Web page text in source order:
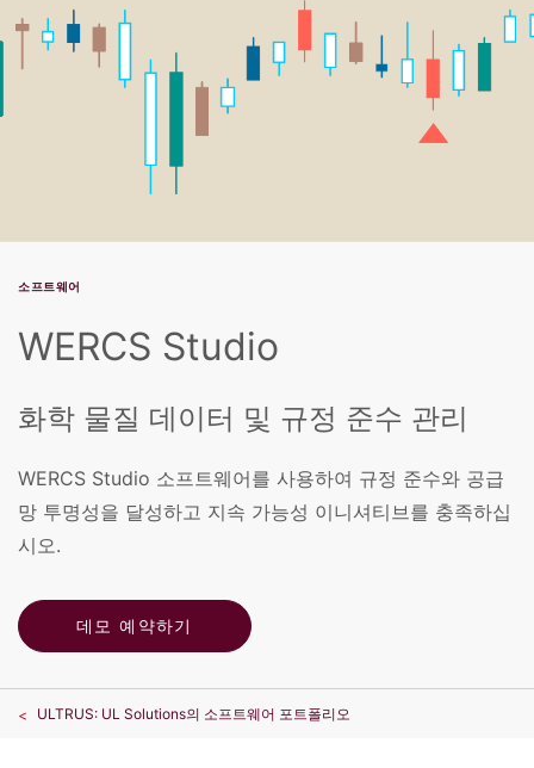
소프트웨어
WERCS Studio
화학 물질 데이터 및 규정 준수 관리
WERCS Studio 소프트웨어를 사용하여 규정 준수와 공급
망 투명성을 달성하고 지속 가능성 이니셔티브를 충족하십
시오.
데모 예약하기
ULTRUS: UL Solutions의 소프트웨어 포트폴리오